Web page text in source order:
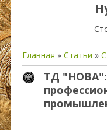
Главная » Статьи »
ТД "НОВА":